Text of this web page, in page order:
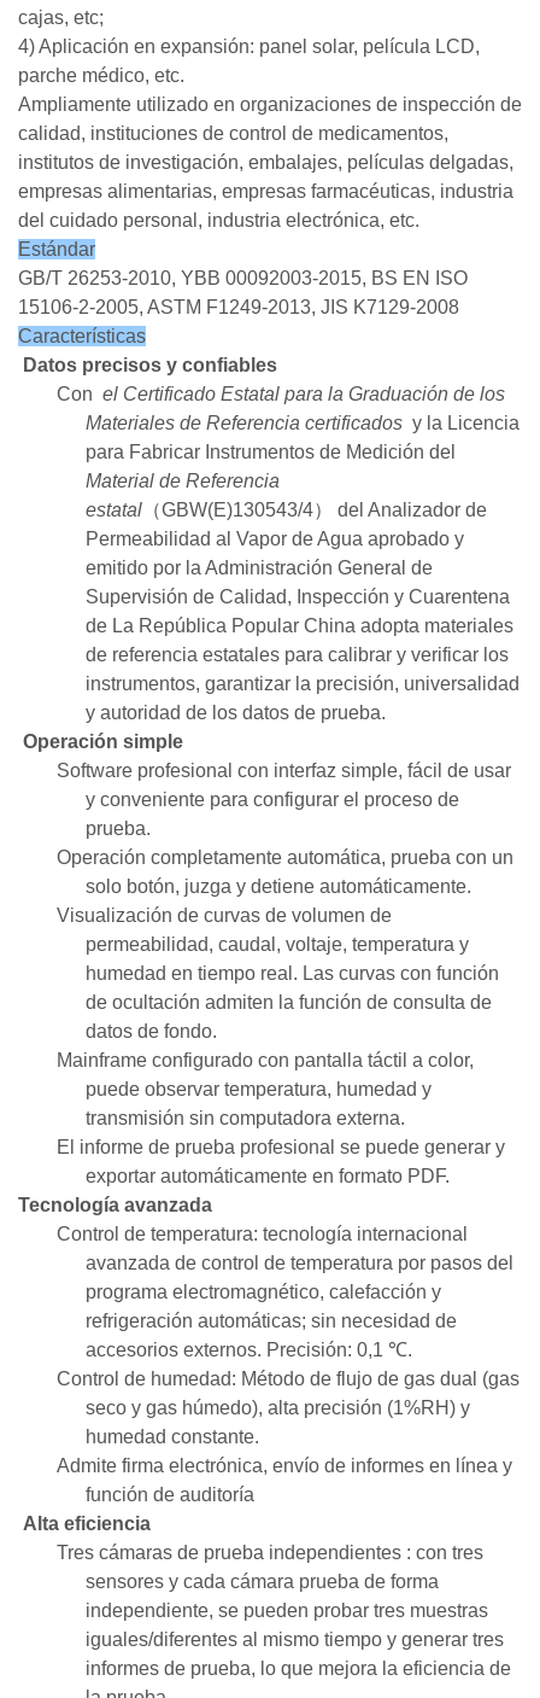
cajas, etc;
4) Aplicación en expansión: panel solar, película LCD,
parche médico, etc.
Ampliamente utilizado en organizaciones de inspección de
calidad, instituciones de control de medicamentos,
institutos de investigación, embalajes, películas delgadas,
empresas alimentarias, empresas farmacéuticas, industria
del cuidado personal, industria electrónica, etc.
Estándar
GB/T 26253-2010, YBB 00092003-2015, BS EN ISO
15106-2-2005, ASTM F1249-2013, JIS K7129-2008
Características
Datos precisos y confiables
Con el Certificado Estatal para la Graduación de los
Materiales de Referencia certificados y la Licencia
para Fabricar Instrumentos de Medición del
Material de Referencia
estatal （GBW(E)130543/4） del Analizador de
Permeabilidad al Vapor de Agua aprobado y
emitido por la Administración General de
Supervisión de Calidad, Inspección y Cuarentena
de La República Popular China adopta materiales
de referencia estatales para calibrar y verificar los
instrumentos, garantizar la precisión, universalidad
y autoridad de los datos de prueba.
Operación simple
Software profesional con interfaz simple, fácil de usar
y conveniente para configurar el proceso de
prueba.
Operación completamente automática, prueba con un
solo botón, juzga y detiene automáticamente.
Visualización de curvas de volumen de
permeabilidad, caudal, voltaje, temperatura y
humedad en tiempo real. Las curvas con función
de ocultación admiten la función de consulta de
datos de fondo.
Mainframe configurado con pantalla táctil a color,
puede observar temperatura, humedad y
transmisión sin computadora externa.
El informe de prueba profesional se puede generar y
exportar automáticamente en formato PDF.
Tecnología avanzada
Control de temperatura: tecnología internacional
avanzada de control de temperatura por pasos del
programa electromagnético, calefacción y
refrigeración automáticas; sin necesidad de
accesorios externos. Precisión: 0,1 ℃.
Control de humedad: Método de flujo de gas dual (gas
seco y gas húmedo), alta precisión (1%RH) y
humedad constante.
Admite firma electrónica, envío de informes en línea y
función de auditoría
Alta eficiencia
Tres cámaras de prueba independientes : con tres
sensores y cada cámara prueba de forma
independiente, se pueden probar tres muestras
iguales/diferentes al mismo tiempo y generar tres
informes de prueba, lo que mejora la eficiencia de